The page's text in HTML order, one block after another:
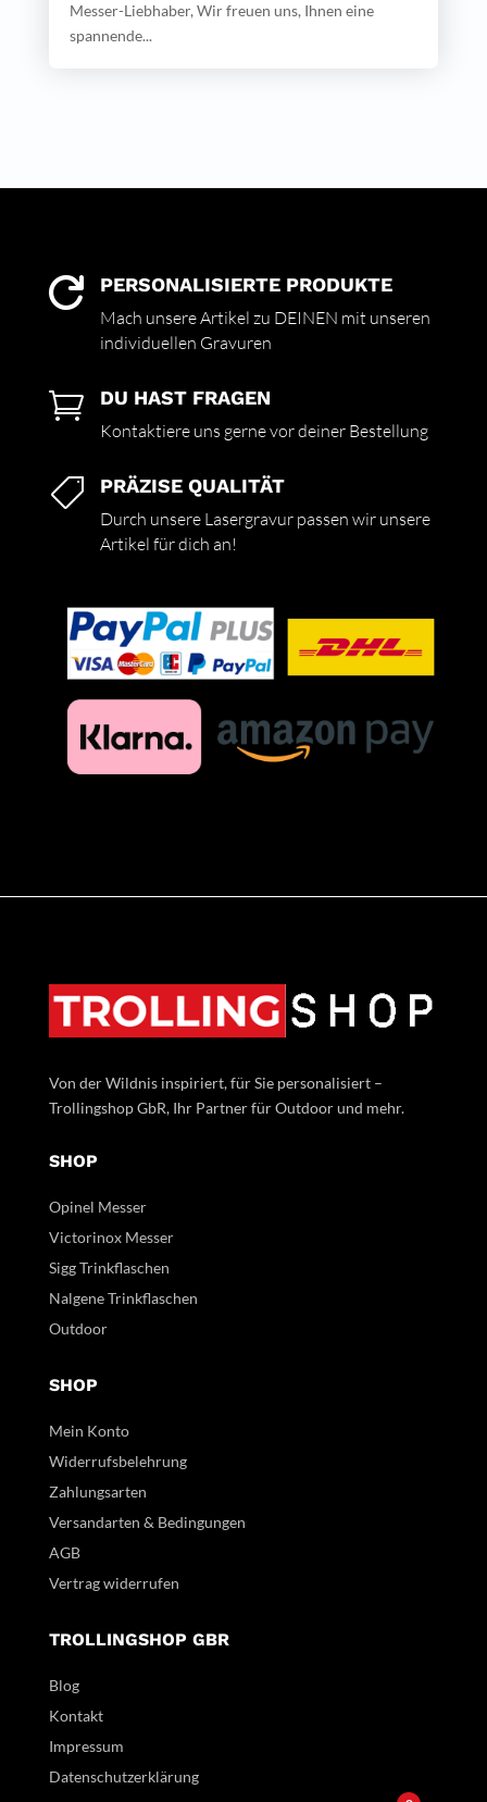
Messer-Liebhaber, Wir freuen uns, Ihnen eine
spannende...
 PERSONALISIERTE PRODUKTE
Mach unsere Artikel zu DEINEN mit unseren
individuellen Gravuren
 DU HAST FRAGEN
Kontaktiere uns gerne vor deiner Bestellung
 PRÄZISE QUALITÄT
Durch unsere Lasergravur passen wir unsere
Artikel für dich an!
Von der Wildnis inspiriert, für Sie personalisiert –
Trollingshop GbR, Ihr Partner für Outdoor und mehr.
SHOP
Opinel Messer
Victorinox Messer
Sigg Trinkflaschen
Nalgene Trinkflaschen
Outdoor
SHOP
Mein Konto
Widerrufsbelehrung
Zahlungsarten
Versandarten & Bedingungen
AGB
Vertrag widerrufen
TROLLINGSHOP GBR
Blog
Kontakt
Impressum
Datenschutzerklärung